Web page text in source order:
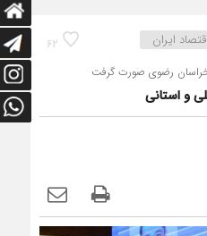
62 اقتصاد ایران
خراسان رضوی صورت گرفت